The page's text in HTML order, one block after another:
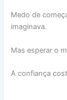
Medo de
imaginava.
Mas esperar o
A confiança